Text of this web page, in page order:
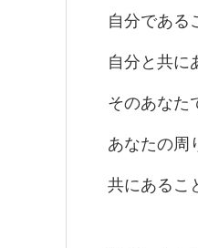
自分である
自分と共に
そのあなた
あなたの周
共にあるこ